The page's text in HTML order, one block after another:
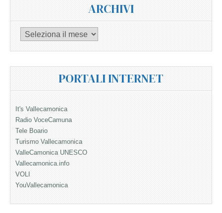
ARCHIVI
Archivi
PORTALI INTERNET
It's Vallecamonica
Radio VoceCamuna
Tele Boario
Turismo Vallecamonica
ValleCamonica UNESCO
Vallecamonica.info
VOLI
YouVallecamonica